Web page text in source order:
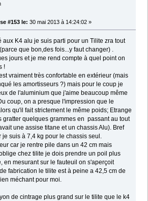
#153 le: 30 mai 2013 à 14:24:02 »
aux K4 alu je suis parti pour un Tilite zra tout
que bon,des fois...y faut changer) .
jours et je me rend compte à quel point on
!
vraiment très confortable en extérieur (mais
les amortisseurs ?) mais pour le coup je
de l'aluminium que j'aime beaucoup même
coup, on a presque l'impression que le
qu'il fait strictement le même poids; Etrange
gratter quelques grammes en passant au tout
une assise titane et un chassis Alu). Bref
suis à 7,4 kg pour le chassis seul.
car je rentre pile dans un 42 cm mais
chez tilite je dois prendre un poil plus
en mesurant sur le fauteuil on s'aperçoit
fabrication le tilite est à peine a 42,5 cm de
méchant pour moi.
de cintrage plus grand sur le tilite que le k4